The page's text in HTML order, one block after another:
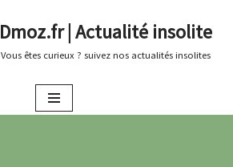
Dmoz.fr | Actualité insolite
Vous êtes curieux ? suivez nos actualités insolites